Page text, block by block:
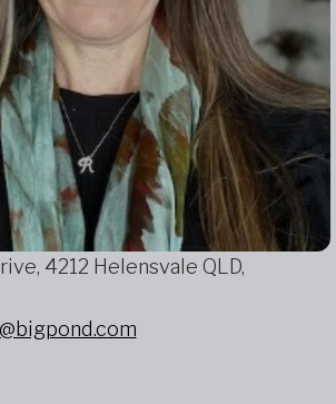
4212 Helensvale QLD,